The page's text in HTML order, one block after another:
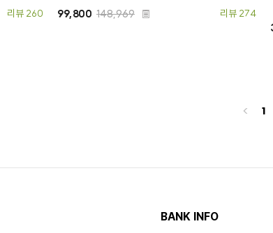
리뷰 260 99,800 148,969 리뷰 274
< 1
BANK INFO